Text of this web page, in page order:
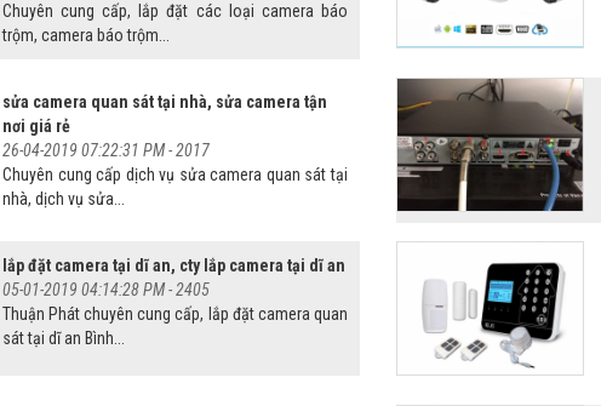
Chuyên cung cấp, lắp đặt các loại camera báo
trộm, camera báo trộm...
sửa camera quan sát tại nhà, sửa camera tận
nơi giá rẻ
26-04-2019 07:22:31 PM -2017
Chuyên cung cấp dịch vụ sửa camera quan sát tại
nhà, dịch vụ sửa...
lắp đặt camera tại dĩ an, cty lắp camera tại dĩ an
05-01-2019 04:14:28 PM -2405
Thuận Phát chuyên cung cấp, lắp đặt camera quan
sát tại dĩ an Bình...